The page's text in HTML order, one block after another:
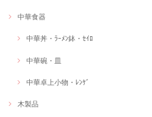
中華食器
中華丼・ﾗｰﾒﾝ鉢・ｾｲﾛ
中華碗・皿
中華卓上小物・ﾚﾝｹﾞ
木製品